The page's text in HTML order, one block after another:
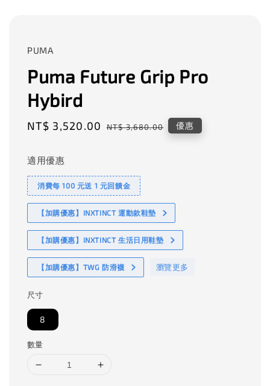
PUMA
Puma Future Grip Pro
Hybird
Sale
NT$ 3,520.00 Regular
NT$ 3,680.00 優惠
適用優惠
消費每 100 元送 1 元回饋金
【加購優惠】INXTINCT 運動款鞋墊
【加購優惠】INXTINCT 生活日用鞋墊
【加購優惠】TWG 防滑襪 瀏覽更多
尺寸
8
數量